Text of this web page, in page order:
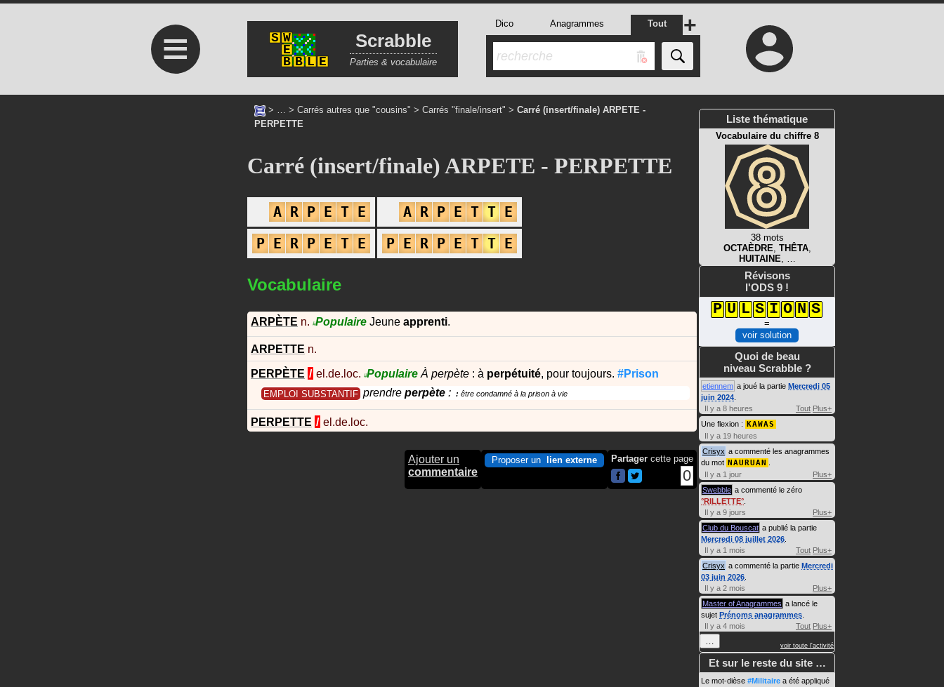
≡ Scrabble
Parties & vocabulaire
Dico Anagrammes Tout +
> … > Carrés autres que "cousins" > Carrés "finale/insert" > Carré (insert/finale) ARPETE -
PERPETTE
Carré (insert/finale) ARPETE - PERPETTE
A R P E T E A R P E T T E
P E R P E T E P E R P E T T E
Vocabulaire
ARPÈTE n. #Populaire Jeune apprenti.
ARPETTE n.
PERPÈTE / el.de.loc. #Populaire À perpète : à perpétuité, pour toujours. #Prison
EMPLOI SUBSTANTIF prendre perpète : être condamné à la prison à vie
PERPETTE / el.de.loc.
Ajouter un
commentaire
Proposer un lien externe Partager cette page
0
Liste thématique
Vocabulaire du chiffre 8
38 mots
OCTAÈDRE, THÊTA,
HUITAINE, …
Révisons
l'ODS 9 !
P U L S I O N S
=
voir solution
Quoi de beau
niveau Scrabble ?
etiennem a joué la partie Mercredi 05
juin 2024
Il y a 8 heures
Tout Plus+
Une flexion : KAWAS
Il y a 19 heures
Crisyx a commenté les anagrammes
du mot NAURUAN
Il y a 1 jour
Plus+
Swebble a commenté le zéro
RILLETTE
Il y a 9 jours
Plus+
Club du Bouscat a publié la partie
Mercredi 08 juillet 2026
Il y a 1 mois
Tout Plus+
Crisyx a commenté la partie Mercredi
03 juin 2026
Il y a 2 mois
Plus+
Master of Anagrammes a lancé le
sujet Prénoms anagrammes
Il y a 4 mois
Tout Plus+
… voir toute l'activité
Et sur le reste du site …
Le mot-dièse #Militaire a été appliqué